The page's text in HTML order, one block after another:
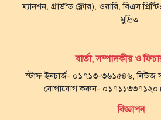
ম্যানশন, গ্রাউন্ড ফ্লোর), ওয়ারি, বিএস
মুদ্রিত।
বার্তা, সম্পাদকীয় ও
স্টাফ ইনচার্জ- ০১৭১৩-৩৬১৫৪৬, নিউজ
যোগাযোগ করুন-
বিজ্ঞাপন